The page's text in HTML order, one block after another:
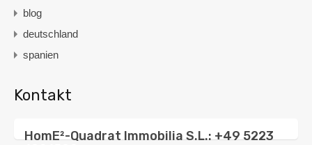
blog
deutschland
spanien
Kontakt
HomE²-Quadrat Immobilia S.L.: +49 5223